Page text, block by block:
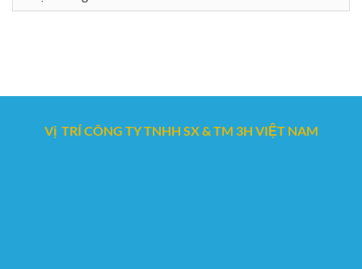
Vị TRÍ CÔNG TY TNHH SX & TM 3H VIỆT NAM